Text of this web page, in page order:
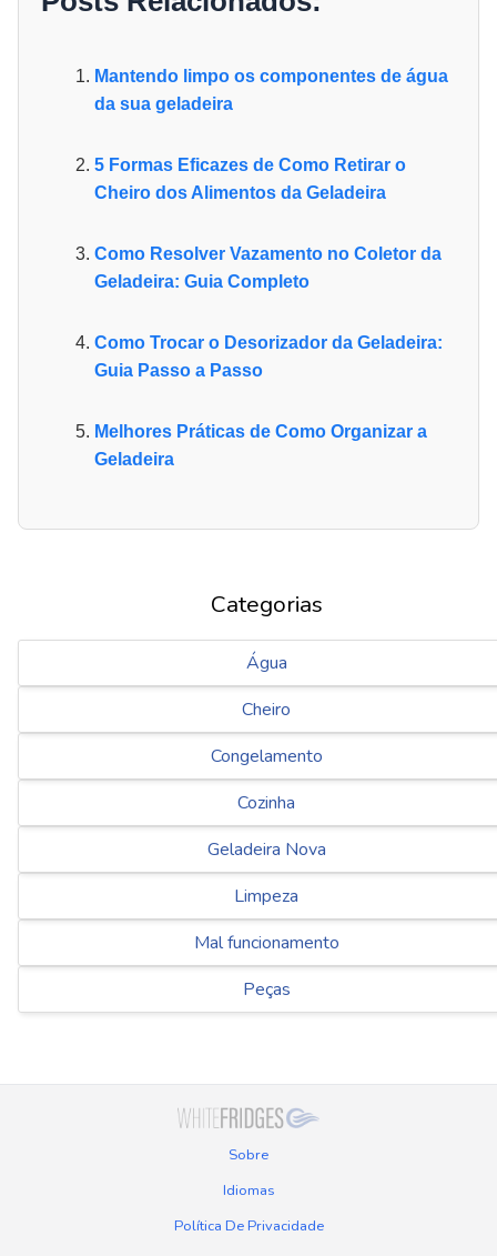
Mantendo limpo os componentes de água
da sua geladeira
5 Formas Eficazes de Como Retirar o
Cheiro dos Alimentos da Geladeira
Como Resolver Vazamento no Coletor da
Geladeira: Guia Completo
Como Trocar o Desorizador da Geladeira:
Guia Passo a Passo
Melhores Práticas de Como Organizar a
Geladeira
Categorias
Água
Cheiro
Congelamento
Cozinha
Geladeira Nova
Limpeza
Mal funcionamento
Peças
Sobre
Idiomas
Política De Privacidade